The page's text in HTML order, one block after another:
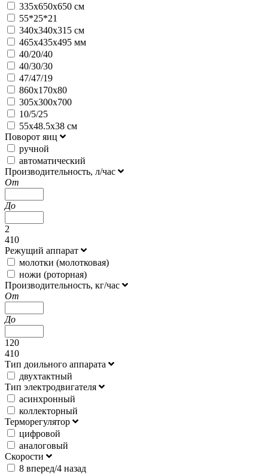
335х650х650 см
55*25*21
340х340х315 см
465х435х495 мм
40/20/40
40/30/30
47/47/19
860х170х80
305х300х700
10/5/25
55х48.5х38 см
Поворот яиц
ручной
автоматический
Производительность, л/час
От
До
2
410
Режущий аппарат
молотки (молотковая)
ножи (роторная)
Производительность, кг/час
От
До
120
410
Тип доильного аппарата
двухтактный
Тип электродвигателя
асинхронный
коллекторный
Терморегулятор
цифровой
аналоговый
Скорости
8 вперед/4 назад